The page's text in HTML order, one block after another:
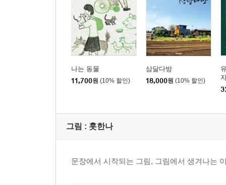
나는 동물
11,700원 (10% 할인)
삼달다방
18,000원 (10% 할인)
그림 : 훗한나
문장에서 시작되는 그림, 그림에서 생겨나는